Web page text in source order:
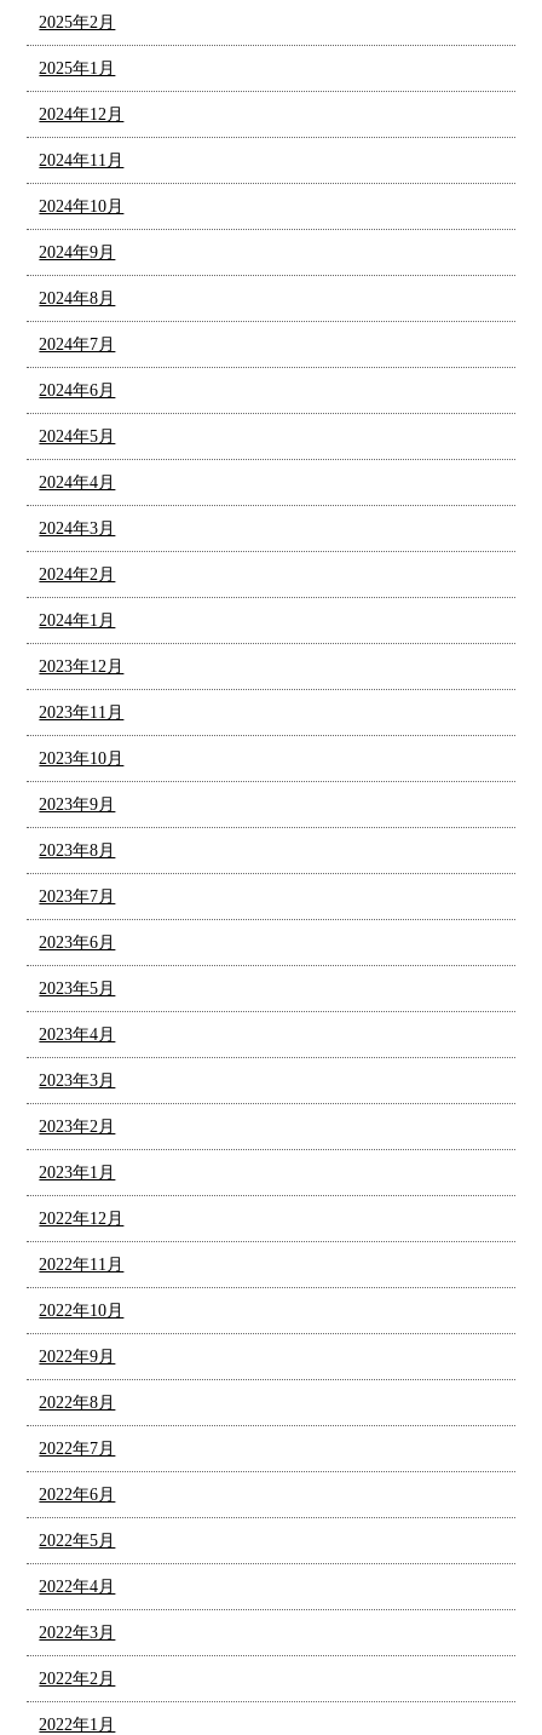
2025年2月
2025年1月
2024年12月
2024年11月
2024年10月
2024年9月
2024年8月
2024年7月
2024年6月
2024年5月
2024年4月
2024年3月
2024年2月
2024年1月
2023年12月
2023年11月
2023年10月
2023年9月
2023年8月
2023年7月
2023年6月
2023年5月
2023年4月
2023年3月
2023年2月
2023年1月
2022年12月
2022年11月
2022年10月
2022年9月
2022年8月
2022年7月
2022年6月
2022年5月
2022年4月
2022年3月
2022年2月
2022年1月